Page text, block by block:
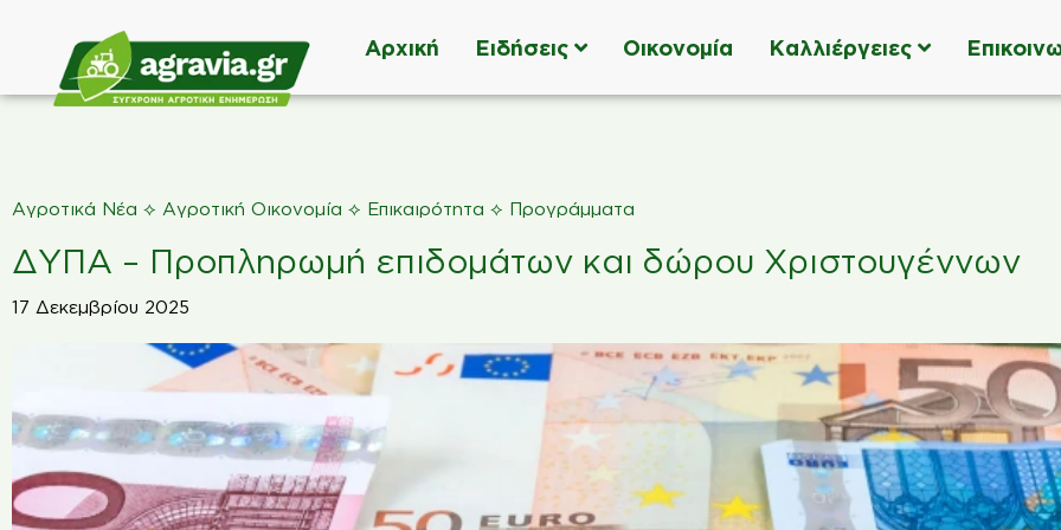
Αρχική Ειδήσεις Οικονομία Καλλιέργειες
Αγροτικά Νέα ⟡ Αγροτική Οικονομία ⟡ Επικαιρότητα ⟡ Προγράμματα
ΔΥΠΑ – Προπληρωμή επιδομάτων και δώρου Χριστουγέννων
17 Δεκεμβρίου 2025